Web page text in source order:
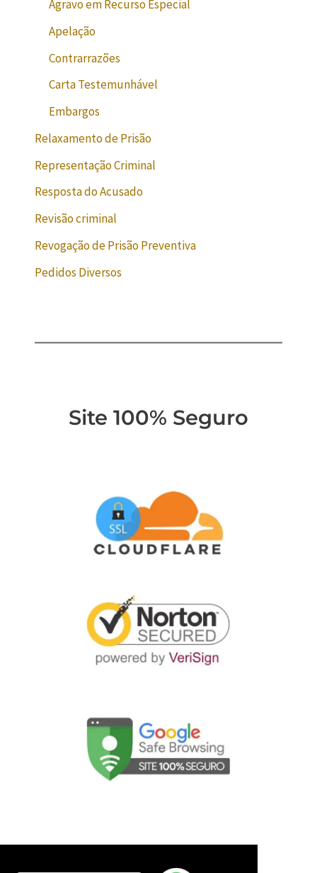
Agravo em Recurso Especial
Apelação
Contrarrazões
Carta Testemunhável
Embargos
Relaxamento de Prisão
Representação Criminal
Resposta do Acusado
Revisão criminal
Revogação de Prisão Preventiva
Pedidos Diversos
Site 100% Seguro